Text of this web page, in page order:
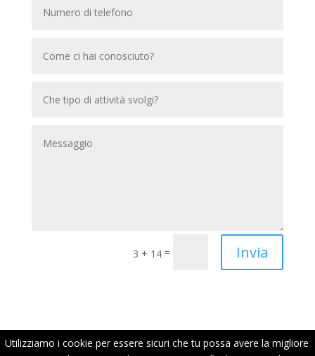
3 + 14 = Invia
Utilizziamo i cookie per essere sicuri che tu possa avere la migliore